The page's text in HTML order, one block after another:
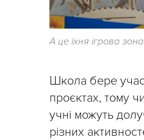
А це їхня ігрова
Школа бере
проєктах, тому
учні можуть
різних